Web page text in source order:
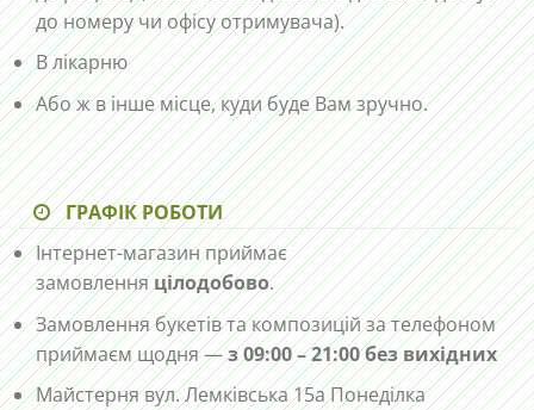
до номеру чи офісу отримувача).
В лікарню
Або ж в інше місце, куди буде Вам зручно.
ГРАФІК РОБОТИ
Інтернет-магазин приймає
замовленняцілодобово.
Замовлення букетів та композицій за телефоном
приймаєм щодня —з 09:00 – 21:00 без вихідних
Майстерня вул. Лемківська 15а Понеділка